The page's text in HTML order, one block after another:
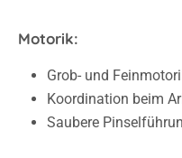
Motorik:
Grob- und
Koordination beim
Saubere